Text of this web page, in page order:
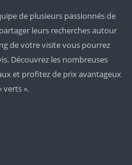
de plusieurs passionnés de
leurs recherches autour
de votre visite vous pourrez
Découvrez les nombreuses
et profitez de prix avantageux
verts ».